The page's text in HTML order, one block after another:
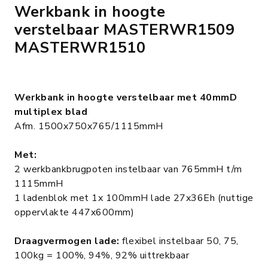
Werkbank in hoogte
verstelbaar MASTERWR1509
MASTERWR1510
Werkbank in hoogte verstelbaar met 40mmD
multiplex blad
Afm. 1500x750x765/1115mmH
Met:
2 werkbankbrugpoten instelbaar van 765mmH t/m
1115mmH
1 ladenblok met 1x 100mmH lade 27x36Eh (nuttige
oppervlakte 447x600mm)
Draagvermogen lade: flexibel instelbaar 50, 75,
100kg = 100%, 94%, 92% uittrekbaar